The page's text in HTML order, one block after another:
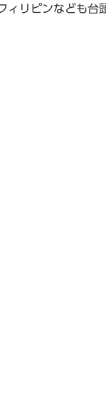
リピンなども